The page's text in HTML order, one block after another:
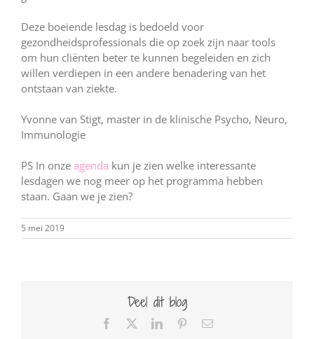
Deze boeiende lesdag is bedoeld voor
gezondheidsprofessionals die op zoek zijn naar tools
om hun cliënten beter te kunnen begeleiden en zich
willen verdiepen in een andere benadering van het
ontstaan van ziekte.
Yvonne van Stigt, master in de klinische Psycho, Neuro,
Immunologie
PS In onze agenda kun je zien welke interessante
lesdagen we nog meer op het programma hebben
staan. Gaan we je zien?
5 mei 2019
Deel dit blog
Facebook LinkedInPinterest
E-